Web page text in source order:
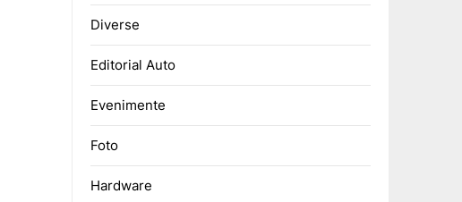
Diverse
Editorial Auto
Evenimente
Foto
Hardware